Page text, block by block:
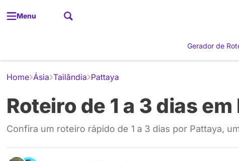
Menu
Gerador de
Home Ásia Tailândia Pattaya
Roteiro de 1 a 3 dias
Confira um roteiro rápido de 1 a 3 dias por Pattaya,